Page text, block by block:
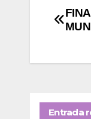
Entrada